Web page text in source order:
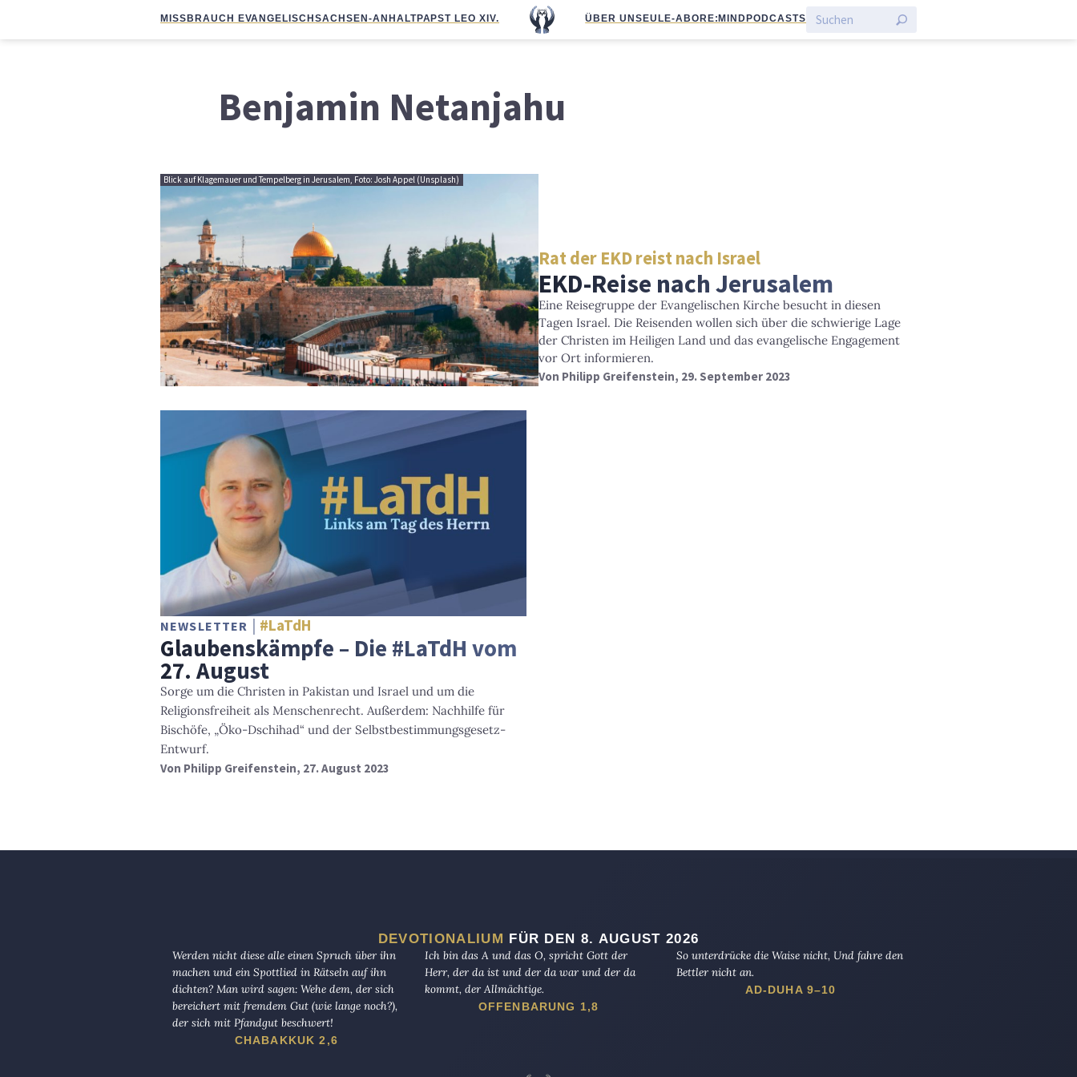
MISSBRAUCH EVANGELISCHSACHSEN-ANHALTPAPST LEO XIV. ÜBER UNS EULE-ABO RE:MIND PODCASTS
Benjamin Netanjahu
Blick auf Klagemauer und Tempelberg in Jerusalem, Foto: Josh Appel (Unsplash)
Rat der EKD reist nach Israel
EKD-Reise nach Jerusalem
Eine Reisegruppe der Evangelischen Kirche besucht in diesen
Tagen Israel. Die Reisenden wollen sich über die schwierige Lage
der Christen im Heiligen Land und das evangelische Engagement
vor Ort informieren.
Von Philipp Greifenstein, 29. September 2023
NEWSLETTER #LaTdH
Glaubenskämpfe – Die #LaTdH vom
27. August
Sorge um die Christen in Pakistan und Israel und um die
Religionsfreiheit als Menschenrecht. Außerdem: Nachhilfe für
Bischöfe, „Öko-Dschihad“ und der Selbstbestimmungsgesetz-
Entwurf.
Von Philipp Greifenstein, 27. August 2023
DEVOTIONALIUM
FÜR DEN 8. AUGUST 2026
Werden nicht diese alle einen Spruch über ihn
machen und ein Spottlied in Rätseln auf ihn
dichten? Man wird sagen: Wehe dem, der sich
bereichert mit fremdem Gut (wie lange noch?),
der sich mit Pfandgut beschwert!
CHABAKKUK 2,6
Ich bin das A und das O, spricht Gott der
Herr, der da ist und der da war und der da
kommt, der Allmächtige.
OFFENBARUNG 1,8
So unterdrücke die Waise nicht, Und fahre den
Bettler nicht an.
AD-DUHA 9–10